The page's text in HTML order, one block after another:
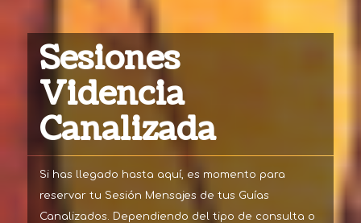
Sesiones
Videncia
Canalizada
Si has llegado hasta aquí, es momento para
reservar tu Sesión Mensajes de tus Guías
Canalizados. Dependiendo del tipo de consulta o